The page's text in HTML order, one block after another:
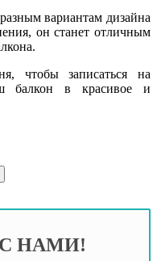
вариантам дизайна
он станет отличным
чтобы записаться на
балкон в красивое и
НАМИ!